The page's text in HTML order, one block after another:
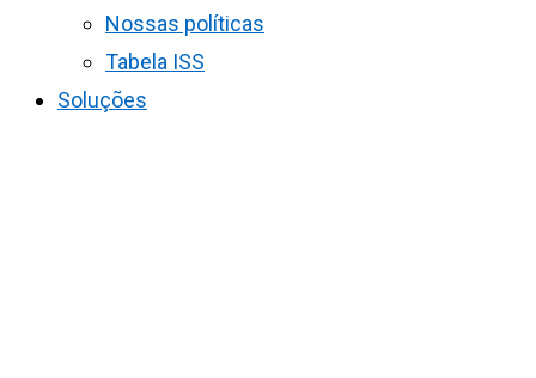
Nossas políticas
Tabela ISS
Soluções